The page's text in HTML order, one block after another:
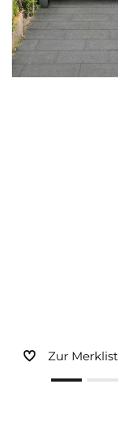
Sonnen- und
Zur